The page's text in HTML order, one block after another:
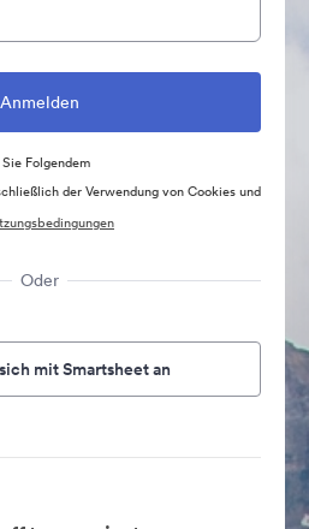
Folgendem
der Verwendung von Cookies und
Oder
mit Smartsheet an